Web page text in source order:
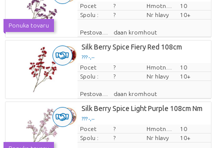
Ponuka tovaru
Cena za kus
Pocet ?
10
Spolu :
? Nr hlavy 10+
daan kromhout
Silk Berry Spice Fiery Red 108cm
??? -,--
Cena za kus
Pocet ?
10
Spolu :
? Nr hlavy 10+
daan kromhout
Silk Berry Spice Light Purple 108cm Nm
??? -,--
Cena za kus
Pocet ?
10
Spolu :
? Nr hlavy 10+